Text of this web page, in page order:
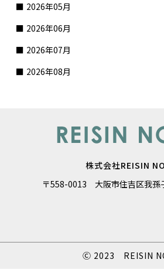
2026年05月
2026年06月
2026年07月
2026年08月
株式会社REISIN
〒558-0013 大阪市住吉区我孫
Ⓒ 2023 REISIN